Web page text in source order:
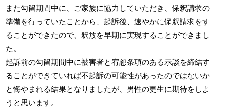
また勾留期間中に、ご家族に協力していただき、保釈請求の
準備を行っていたことから、起訴後、速やかに保釈請求をす
ることができたので、釈放を早期に実現することができまし
た。
起訴前の勾留期間中に被害者と宥恕条項のある示談を締結す
ることができていれば不起訴の可能性があったのではないか
と悔やまれる結果となりましたが、男性の更生に期待をしよ
うと思います。